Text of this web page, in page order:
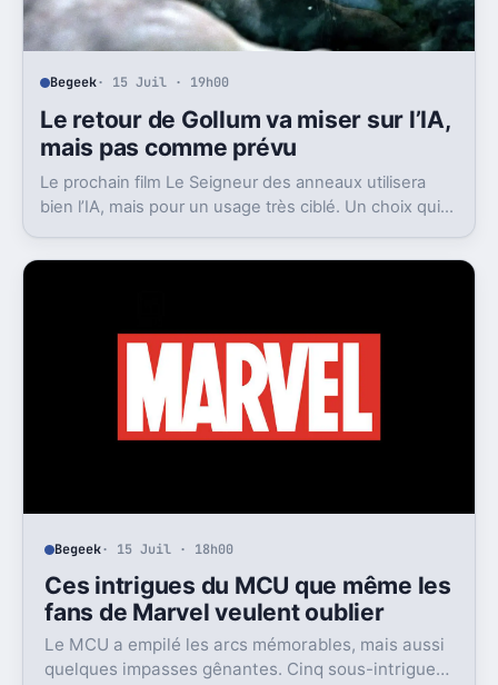
Begeek· 15 Juil · 19h00
Le retour de Gollum va miser sur l’IA,
mais pas comme prévu
Le prochain film Le Seigneur des anneaux utilisera
bien l’IA, mais pour un usage très ciblé. Un choix qui
Begeek· 15 Juil · 18h00
Ces intrigues du MCU que même les
fans de Marvel veulent oublier
Le MCU a empilé les arcs mémorables, mais aussi
quelques impasses gênantes. Cinq sous-intrigues